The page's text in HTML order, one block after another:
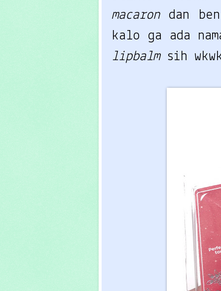
macaron dan
kalo ga ada
lipbalm sih